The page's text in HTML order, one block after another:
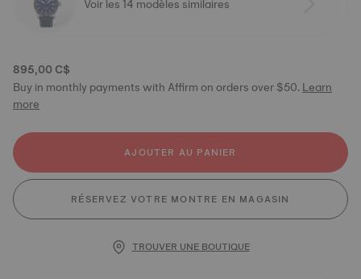
895,00 C$
Buy in monthly payments with Affirm on orders over $50.Learn
more
AJOUTER AU PANIER
RÉSERVEZ VOTRE MONTRE EN MAGASIN
TROUVER UNE BOUTIQUE